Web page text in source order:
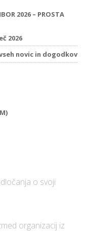
2026 – PROSTA
2026
novic in dogodkov
o svoji
organizacij iz